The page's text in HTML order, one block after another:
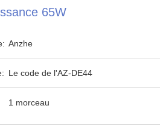
65W
Anzhe
Le code de l'AZ-DE44
1 morceau